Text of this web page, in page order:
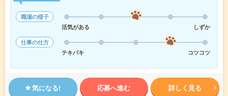
職場の様子
活気がある
しずか
仕事の仕方
テキパキ
コツコツ
気になる! 応募へ進む 詳しく見る